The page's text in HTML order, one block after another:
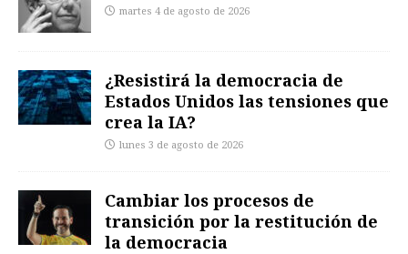
martes 4 de agosto de 2026
¿Resistirá la democracia de
Estados Unidos las tensiones que
crea la IA?
lunes 3 de agosto de 2026
Cambiar los procesos de
transición por la restitución de
la democracia